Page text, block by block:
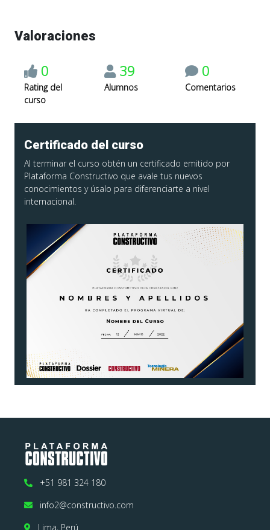
Valoraciones
0
Rating del
curso
39
Alumnos
0
Comentarios
Certificado del curso
Al terminar el curso obtén un certificado emitido por
Plataforma Constructivo que avale tus nuevos
conocimientos y úsalo para diferenciarte a nivel
internacional.
+51 981 324 180
info2@constructivo.com
Lima, Perú